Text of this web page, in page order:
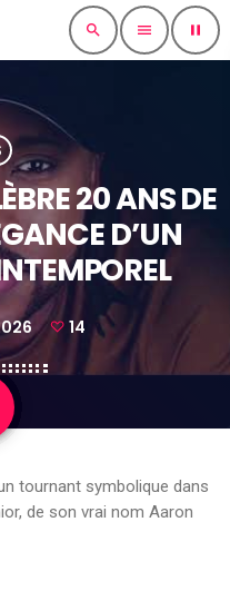
search menu pause
20 ANS DE
D’UN
14
tournant symbolique dans
de son vrai nom Aaron